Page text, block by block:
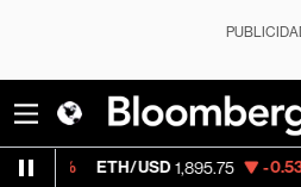
1,895.75 -0.53% Visa